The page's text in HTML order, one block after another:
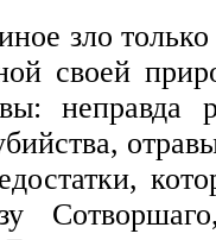
зло
своей
неправда